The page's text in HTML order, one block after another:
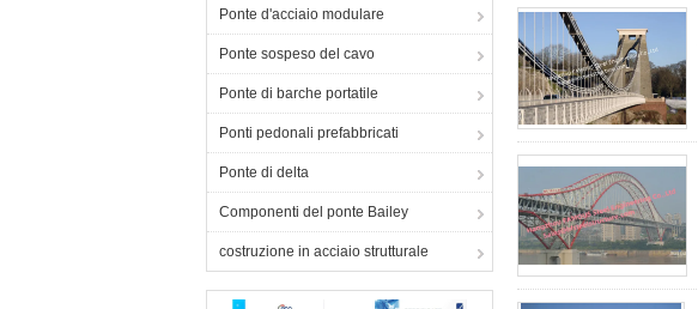
Ponte d'acciaio modulare
Ponte sospeso del cavo
Ponte di barche portatile
Ponti pedonali prefabbricati
Ponte di delta
Componenti del ponte Bailey
costruzione in acciaio strutturale